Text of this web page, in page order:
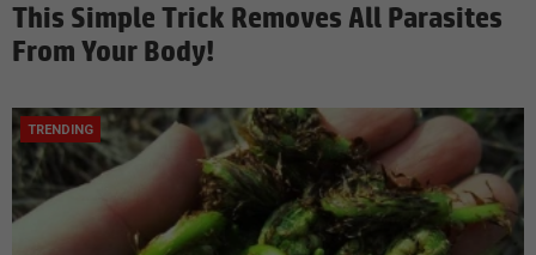
This Simple Trick Removes All Parasites
From Your Body!